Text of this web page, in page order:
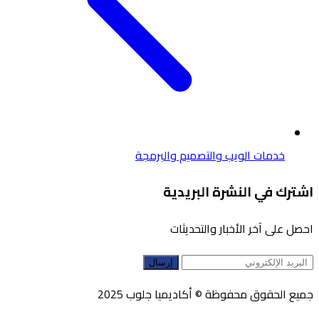
خدمات الويب والتصميم والبرمجة
اشترك في النشرة البريدية
احصل على آخر الأخبار والتحديثات
إرسال
جميع الحقوق محفوظة © أكاديميا جلوب 2025